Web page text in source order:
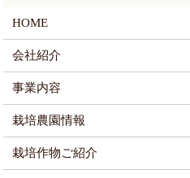
HOME
会社紹介
事業内容
栽培農園情報
栽培作物ご紹介